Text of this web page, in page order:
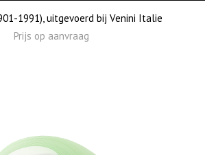
1991), uitgevoerd bij Venini Italie
Prijs op aanvraag